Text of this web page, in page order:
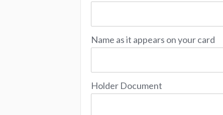
Name as it appears on your card
Holder Document